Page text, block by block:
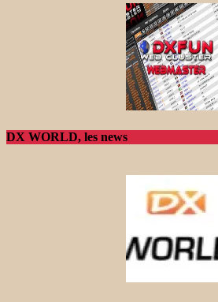
DX WORLD, les news